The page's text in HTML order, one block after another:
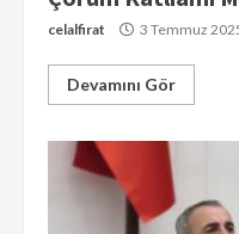
celalfirat 3 Temmuz
Devamını Gör